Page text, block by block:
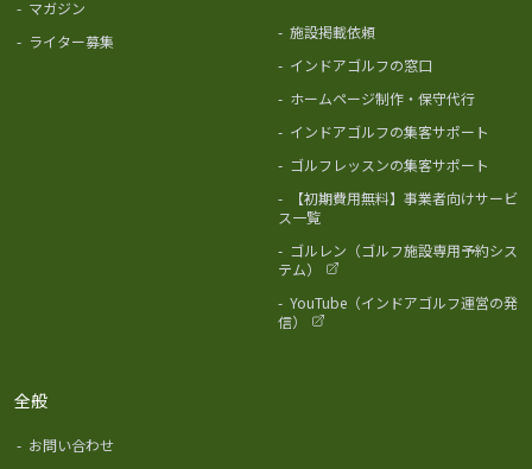
- マガジン
- ライター募集 - 施設掲載依頼
- インドアゴルフの窓口
- ホームページ制作・保守代行
- インドアゴルフの集客サポート
- ゴルフレッスンの集客サポート
-
【初期費用無料】事業者向けサービ
ス一覧
- ゴルレン（ゴルフ施設専用予約シス
テム）
- YouTube（インドアゴルフ運営の発
信）
全般
- お問い合わせ